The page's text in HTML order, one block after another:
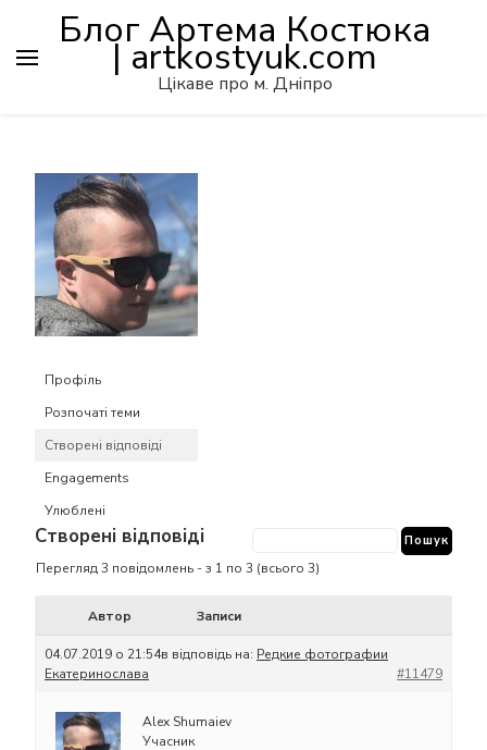
Блог Артема Костюка
| artkostyuk.com
Цікаве про м. Дніпро
Профіль
Розпочаті теми
Створені відповіді
Engagements
Улюблені
Створені відповіді
Перегляд 3 повідомлень - з 1 по 3 (всього 3)
Автор Записи
04.07.2019 о 21:54в відповідь на: Редкие фотографии
Екатеринослава
#11479
Alex Shumaiev
Учасник